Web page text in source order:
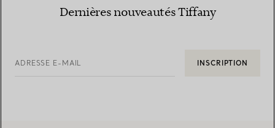
Dernières nouveautés Tiffany
ADRESSE E-MAIL INSCRIPTION